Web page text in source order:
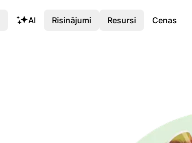
AI Risinājumi Resursi Cenas